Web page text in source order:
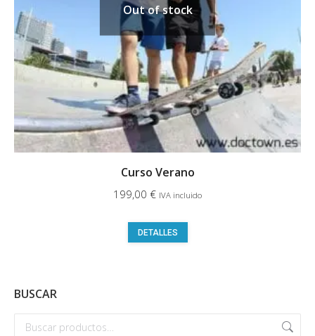
elegir
en
página
de
producto
Out of stock
Curso Verano
199,00 € IVA incluido
DETALLES
BUSCAR